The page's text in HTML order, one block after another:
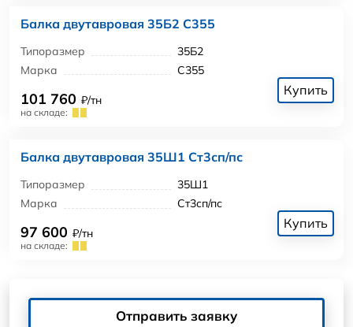
Балка двутавровая 35Б2 С355
Типоразмер
35Б2
Марка
С355
101 760 ₽/тн
на складе:
Купить
Балка двутавровая 35Ш1 Ст3сп/пс
Типоразмер
35Ш1
Марка
Ст3сп/пс
97 600 ₽/тн
на складе:
Купить
Отправить заявку